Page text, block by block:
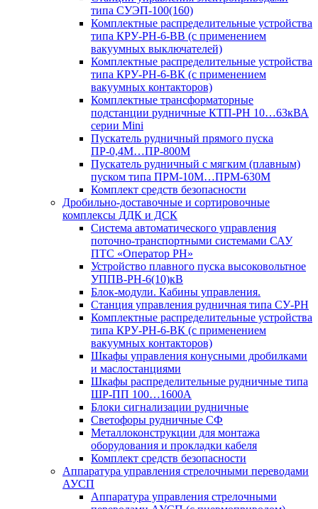
типа СУЭП-100(160)
Комплектные распределительные устройства
типа КРУ-РН-6-ВВ (с применением
вакуумных выключателей)
Комплектные распределительные устройства
типа КРУ-РН-6-ВК (с применением
вакуумных контакторов)
Комплектные трансформаторные
подстанции рудничные КТП-РН 10…63кВА
серии Mini
Пускатель рудничный прямого пуска
ПР-0,4М…ПР-800М
Пускатель рудничный с мягким (плавным)
пуском типа ПРМ-10М…ПРМ-630М
Комплект средств безопасности
Дробильно-доставочные и сортировочные
комплексы ДДК и ДСК
Система автоматического управления
поточно-транспортными системами САУ
ПТС «Оператор РН»
Устройство плавного пуска высоковольтное
УППВ-РН-6(10)кВ
Блок-модули. Кабины управления.
Станция управления рудничная типа СУ-РН
Комплектные распределительные устройства
типа КРУ-РН-6-ВК (с применением
вакуумных контакторов)
Шкафы управления конусными дробилками
и маслостанциями
Шкафы распределительные рудничные типа
ШР-ПП 100…1600А
Блоки сигнализации рудничные
Светофоры рудничные СФ
Металлоконструкции для монтажа
оборудования и прокладки кабеля
Комплект средств безопасности
Аппаратура управления стрелочными переводами
АУСП
Аппаратура управления стрелочными